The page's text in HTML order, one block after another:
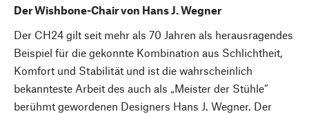
Der Wishbone-Chair von Hans J. Wegner
Der CH24 gilt seit mehr als 70 Jahren als herausragendes
Beispiel für die gekonnte Kombination aus Schlichtheit,
Komfort und Stabilität und ist die wahrscheinlich
bekannteste Arbeit des auch als „Meister der Stühle“
berühmt gewordenen Designers Hans J. Wegner. Der